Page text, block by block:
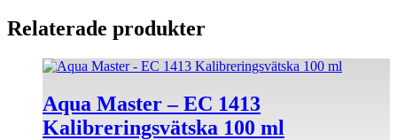
Relaterade produkter
Aqua Master – EC 1413
Kalibreringsvätska 100 ml